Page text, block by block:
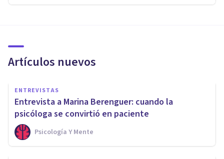
Artículos nuevos
ENTREVISTAS
Entrevista a Marina Berenguer: cuando la
psicóloga se convirtió en paciente
Psicología Y Mente